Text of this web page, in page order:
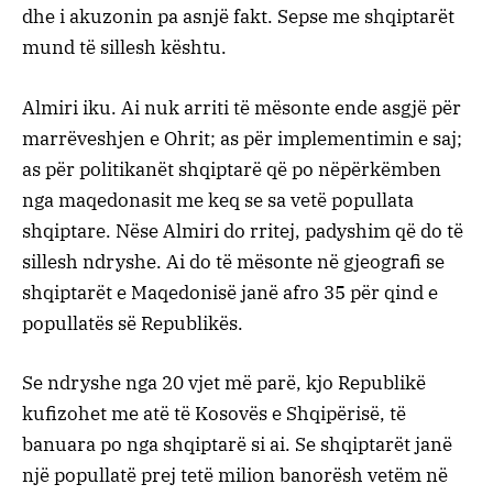
dhe i akuzonin pa asnjë fakt. Sepse me shqiptarët
mund të sillesh kështu.
Almiri iku. Ai nuk arriti të mësonte ende asgjë për
marrëveshjen e Ohrit; as për implementimin e saj;
as për politikanët shqiptarë që po nëpërkëmben
nga maqedonasit me keq se sa vetë popullata
shqiptare. Nëse Almiri do rritej, padyshim që do të
sillesh ndryshe. Ai do të mësonte në gjeografi se
shqiptarët e Maqedonisë janë afro 35 për qind e
popullatës së Republikës.
Se ndryshe nga 20 vjet më parë, kjo Republikë
kufizohet me atë të Kosovës e Shqipërisë, të
banuara po nga shqiptarë si ai. Se shqiptarët janë
një popullatë prej tetë milion banorësh vetëm në